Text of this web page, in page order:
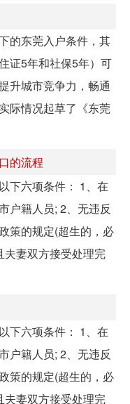
的东莞入户条件，其
证5年和社保5年）可
升城市竞争力，畅通
际情况起草了《东莞
的流程
下六项条件： 1、在
户籍人员; 2、无违反
策的规定(超生的，必
妻双方接受处理完
下六项条件： 1、在
户籍人员; 2、无违反
策的规定(超生的，必
妻双方接受处理完